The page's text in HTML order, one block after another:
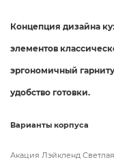
Концепция дизайна
элементов
эргономичный
удобство готовки.
Варианты корпуса
Акация Лэйкленд Светлая